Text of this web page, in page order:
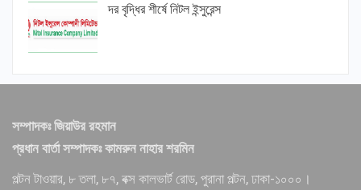
দর বৃদ্ধির শীর্ষে নিটল ইন্সুরেন্স
সম্পাদকঃ জিয়াউর রহমান
প্রধান বার্তা সম্পাদকঃ কামরুন নাহার শরমিন
পল্টন টাওয়ার, ৮ তলা, ৮৭, বক্স কালভার্ট রোড, পুরানা পল্টন, ঢাকা-১০০০।